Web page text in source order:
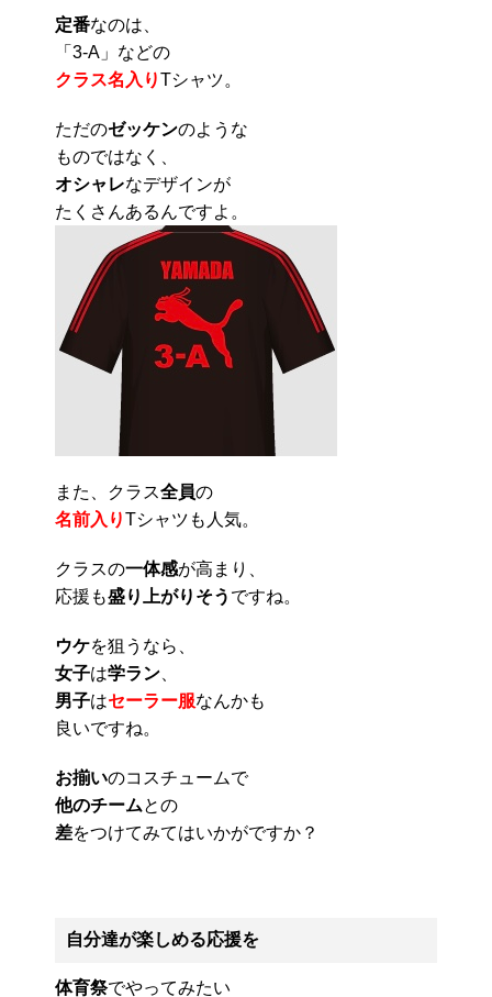
定番なのは、
「3-A」などの
クラス名入りTシャツ。
ただのゼッケンのような
ものではなく、
オシャレなデザインが
たくさんあるんですよ。
また、クラス全員の
名前入りTシャツも人気。
クラスの一体感が高まり、
応援も盛り上がりそう ですね。
ウケを狙うなら、
女子は学ラン
男子はセーラー服なんかも
良いですね。
お揃いのコスチュームで
他のチームとの
差をつけてみてはいかがですか？
自分達が楽しめる応援を
体育祭でやってみたい